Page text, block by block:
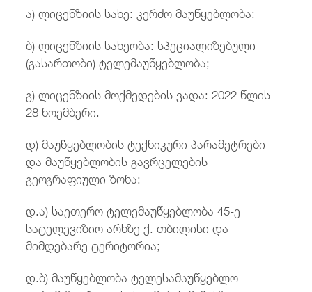
ა) ლიცენზიის სახე: კერძო მაუწყებლობა;
ბ) ლიცენზიის სახეობა: სპეციალიზებული
(გასართობი) ტელემაუწყებლობა;
გ) ლიცენზიის მოქმედების ვადა: 2022 წლის
28 ნოემბერი.
დ) მაუწყებლობის ტექნიკური პარამეტრები
და მაუწყებლობის გავრცელების
გეოგრაფიული ზონა:
დ.ა) საეთერო ტელემაუწყებლობა 45-ე
სატელევიზიო არხზე ქ. თბილისი და
მიმდებარე ტერიტორია;
დ.ბ) მაუწყებლობა ტელესამაუწყებლო